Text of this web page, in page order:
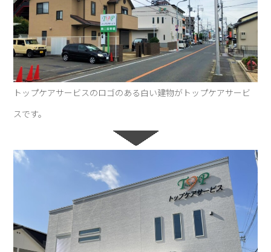
トップケアサービスのロゴのある白い建物がトップケアサービ
スです。